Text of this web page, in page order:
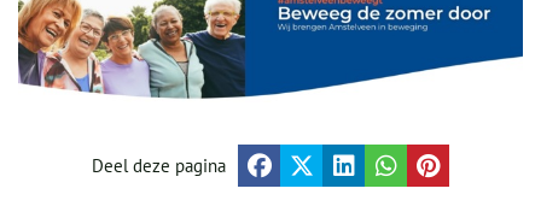
Deel deze pagina